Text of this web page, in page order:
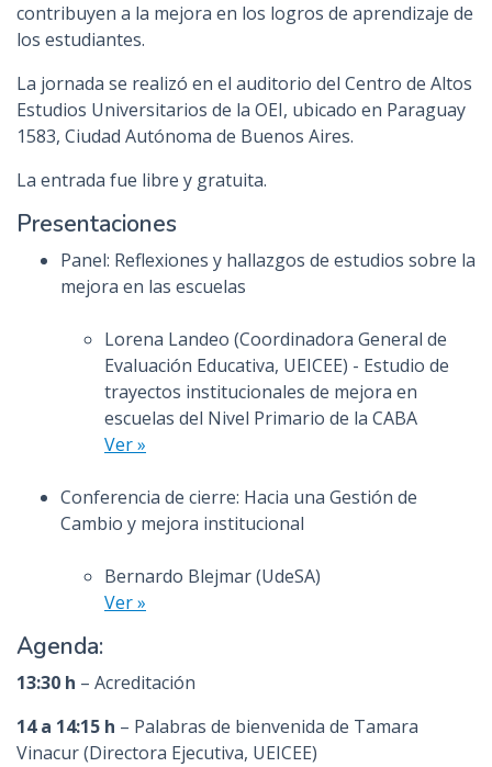
contribuyen a la mejora en los logros de aprendizaje de
los estudiantes.
La jornada se realizó en el auditorio del Centro de Altos
Estudios Universitarios de la OEI, ubicado en Paraguay
1583, Ciudad Autónoma de Buenos Aires.
La entrada fue libre y gratuita.
Presentaciones
Panel: Reflexiones y hallazgos de estudios sobre la
mejora en las escuelas
Lorena Landeo (Coordinadora General de
Evaluación Educativa, UEICEE) - Estudio de
trayectos institucionales de mejora en
escuelas del Nivel Primario de la CABA
Ver »
Conferencia de cierre: Hacia una Gestión de
Cambio y mejora institucional
Bernardo Blejmar (UdeSA)
Ver »
Agenda:
13:30 h – Acreditación
14 a 14:15 h – Palabras de bienvenida de Tamara
Vinacur (Directora Ejecutiva, UEICEE)